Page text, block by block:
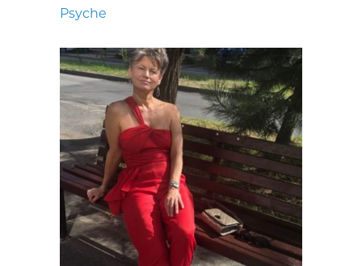
Psyche